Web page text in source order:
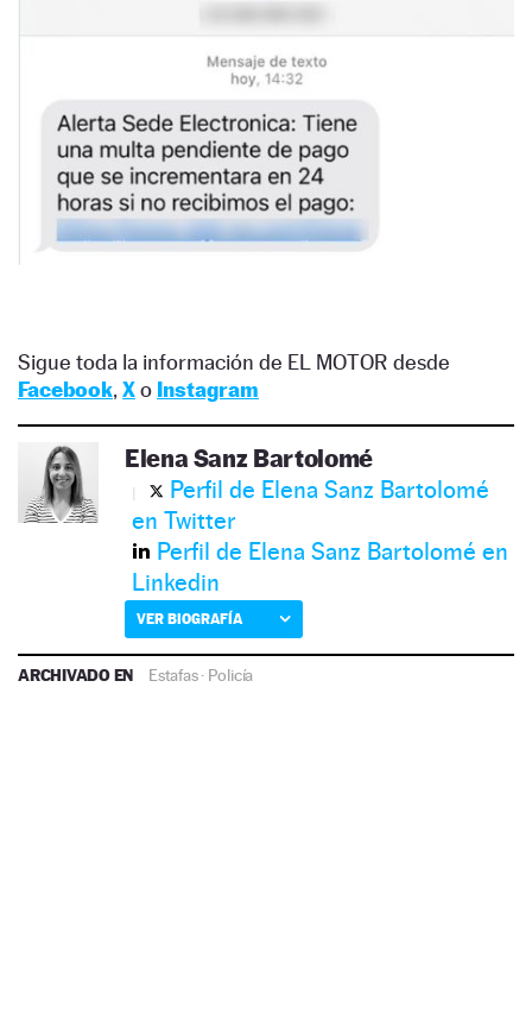
Sigue toda la información de EL MOTOR desde
Facebook, Xo Instagram
Elena Sanz Bartolomé
Perfil de Elena Sanz Bartolomé
en Twitter
Perfil de Elena Sanz Bartolomé en
Linkedin
VER BIOGRAFÍA
ARCHIVADO EN Estafas· Policía